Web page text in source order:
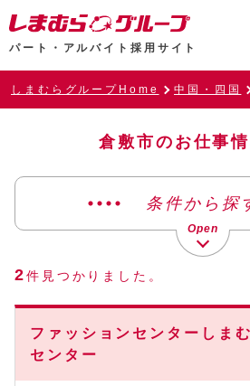
パート・アルバイト採用サイト
しまむらグループHome 中国・四国
倉敷市のお仕事
条件から探
2件見つかりました。
ファッションセンターしま
センター